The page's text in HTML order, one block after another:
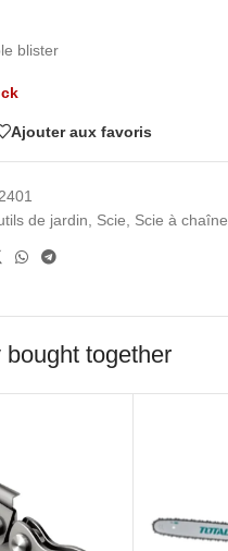
blister
Ajouter aux favoris
de jardin, Scie, Scie à chaîne
bought together